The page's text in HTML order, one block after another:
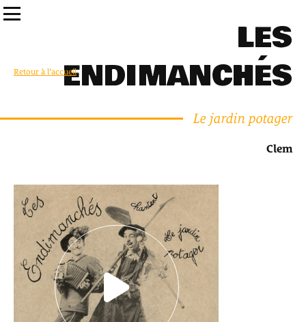
Retour à l'accueil
LES
ENDIMANCHÉS
Le jardin potager
Clem